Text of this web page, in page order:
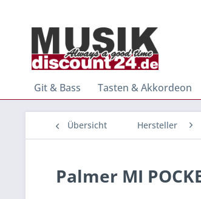
Git & Bass Tasten & Akkordeon
Übersicht Hersteller
Palmer MI